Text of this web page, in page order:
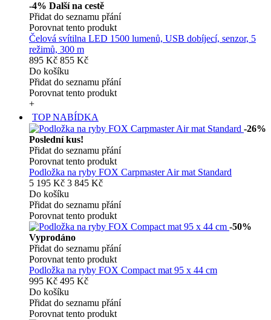
-4% Další na cestě
Přidat do seznamu přání
Porovnat tento produkt
Čelová svítilna LED 1500 lumenů, USB dobíjecí, senzor, 5
režimů, 300 m
895 Kč 855 Kč
Do košíku
Přidat do seznamu přání
Porovnat tento produkt
+
TOP NABÍDKA
-26%
Poslední kus!
Přidat do seznamu přání
Porovnat tento produkt
Podložka na ryby FOX Carpmaster Air mat Standard
5 195 Kč 3 845 Kč
Do košíku
Přidat do seznamu přání
Porovnat tento produkt
-50%
Vyprodáno
Přidat do seznamu přání
Porovnat tento produkt
Podložka na ryby FOX Compact mat 95 x 44 cm
995 Kč 495 Kč
Do košíku
Přidat do seznamu přání
Porovnat tento produkt